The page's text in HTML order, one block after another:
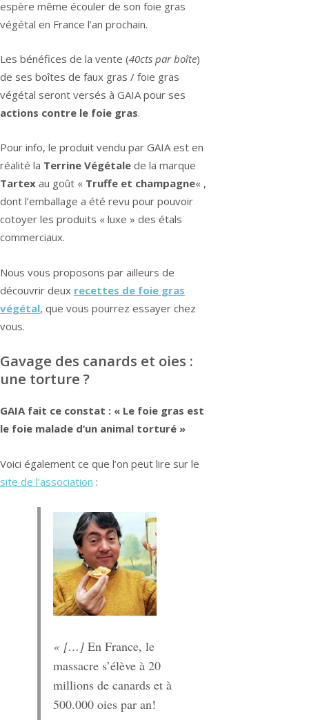
espère même écouler de son foie gras
végétal en France l’an prochain.
Les bénéfices de la vente (40cts par boîte)
de ses boîtes de faux gras / foie gras
végétal seront versés à GAIA pour ses
actions contre le foie gras.
Pour info, le produit vendu par GAIA est en
réalité la Terrine Végétale de la marque
Tartex au goût « Truffe et champagne« ,
dont l’emballage a été revu pour pouvoir
cotoyer les produits « luxe » des étals
commerciaux.
Nous vous proposons par ailleurs de
découvrir deux recettes de foie gras
végétal, que vous pourrez essayer chez
vous.
Gavage des canards et oies :
une torture ?
GAIA fait ce constat : « Le foie gras est
le foie malade d’un animal torturé »
Voici également ce que l’on peut lire sur le
site de l’association :
« […] En France, le
massacre s’élève à 20
millions de canards et à
500.000 oies par an!